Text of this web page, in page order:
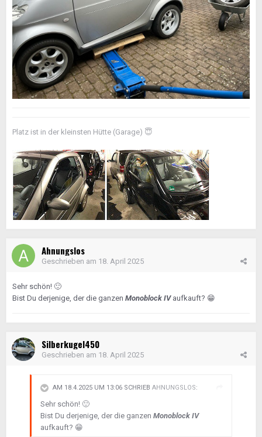
Platz ist in der kleinsten Hütte (Garage) 😇
Ahnungslos
Geschrieben am 18. April 2025
Sehr schön! 🙂
Bist Du derjenige, der die ganzen Monoblock IVaufkauft? 😁
Silberkugel450
Geschrieben am 18. April 2025
AM 18.4.2025 UM 13:06 SCHRIEB AHNUNGSLOS:
Sehr schön! 🙂
Bist Du derjenige, der die ganzen Monoblock IV
aufkauft? 😁